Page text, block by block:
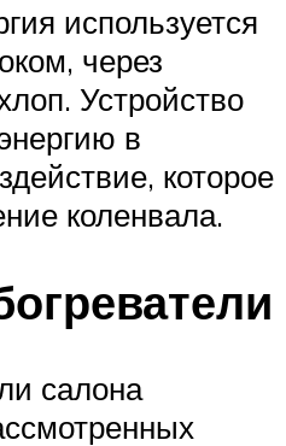
используется
через
Устройство
в
которое
коленвала.
салона